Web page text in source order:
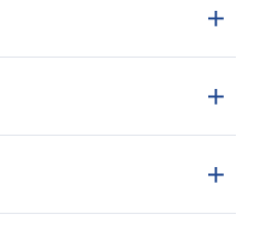
＋
＋
＋